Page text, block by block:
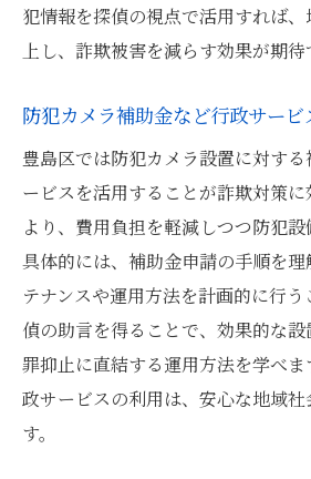
犯情報を探偵の視点で活用すれば
上し、詐欺被害を減らす効果が期待
防犯カメラ補助金など行政サー
豊島区では防犯カメラ設置に対す
ービスを活用することが詐欺対策
より、費用負担を軽減しつつ防犯設
具体的には、補助金申請の手順を
テナンスや運用方法を計画的に行
偵の助言を得ることで、効果的な
罪抑止に直結する運用方法を学べ
政サービスの利用は、安心な地域
す。